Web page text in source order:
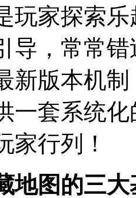
玩家探索
导，常常
新版本机
一套系统
家行列！
地图的三